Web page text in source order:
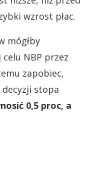
wzrost płac.
mógłby
NBP przez
zapobiec,
decyzji stopa
0,5 proc, a